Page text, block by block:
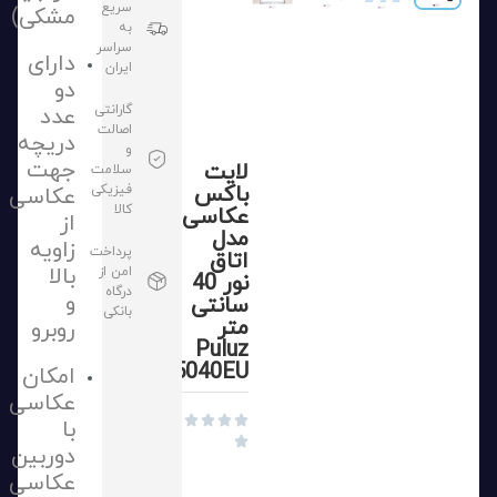
لایت
باکس
عکاسی
مدل
اتاق
نور 40
سانتی
متر
Puluz
PU5040EU





مشکی)
دارای
دو
عدد
دریچه
جهت
عکاسی
از
زاویه
بالا
و
روبرو
امکان
عکاسی
با
دوربین
عکاسی
سریع
به
سراسر
ایران
گارانتی
اصالت
و
سلامت
فیزیکی
کالا
پرداخت
امن از
درگاه
بانکی